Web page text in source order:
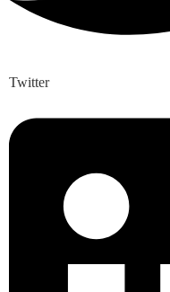
Twitter